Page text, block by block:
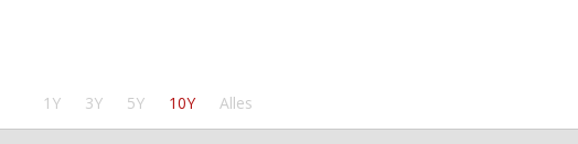
1Y 3Y 5Y 10Y Alles